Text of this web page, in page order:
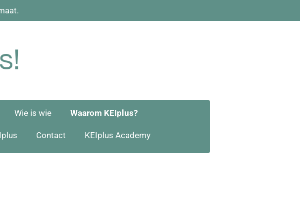
Wie is wie Waarom KEIplus?
Contact KEIplus Academy